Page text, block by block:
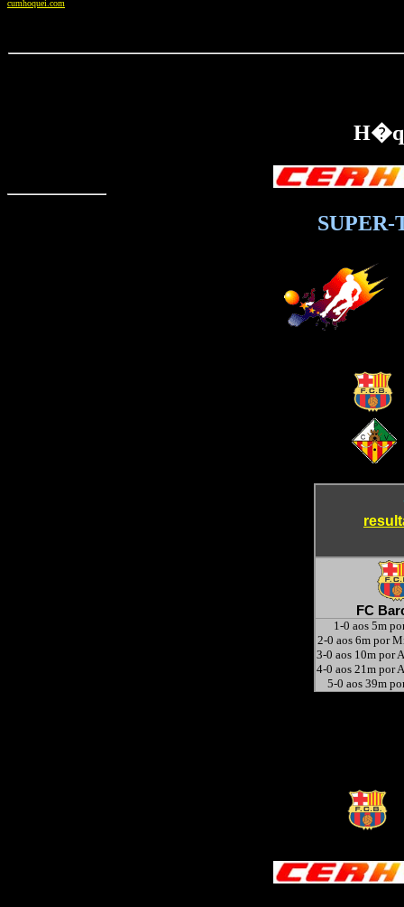
cumhoquei.com
FC
1-0 aos 5m
2-0 aos 6m por
3-0 aos 10m por
4-0 aos 21m por
5-0 aos 39m